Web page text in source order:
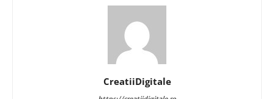
CreatiiDigitale